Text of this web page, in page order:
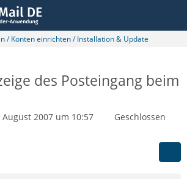
/ Konten einrichten / Installation & Update
des Posteingang beim
August 2007 um 10:57
Geschlossen